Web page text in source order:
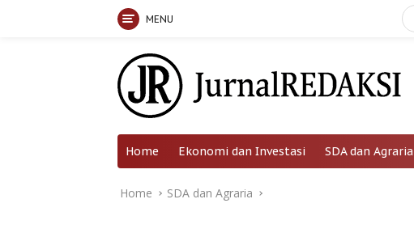
MENU
Home Ekonomi dan Investasi SDA dan Agraria
Home SDA dan Agraria